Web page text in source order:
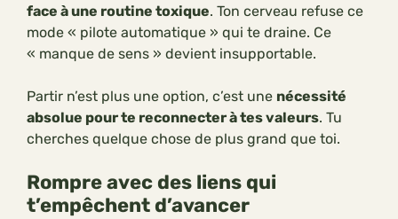
face à une routine toxique. Ton cerveau refuse ce
mode « pilote automatique » qui te draine. Ce
« manque de sens » devient insupportable.
Partir n’est plus une option, c’est une nécessité
absolue pour te reconnecter à tes valeurs. Tu
cherches quelque chose de plus grand que toi.
Rompre avec des liens qui
t’empêchent d’avancer